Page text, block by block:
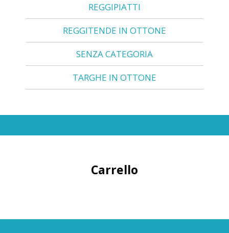
REGGIPIATTI
REGGITENDE IN OTTONE
SENZA CATEGORIA
TARGHE IN OTTONE
Carrello